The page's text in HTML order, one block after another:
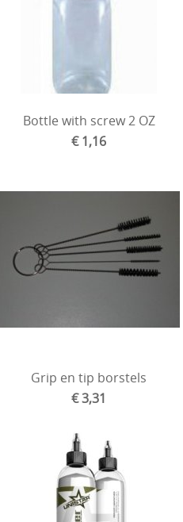
Bottle with screw 2 OZ
€ 1,16
Grip en tip borstels
€ 3,31